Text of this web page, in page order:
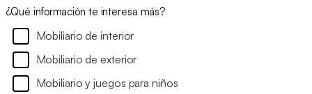
¿Qué información te interesa más?
Mobiliario de interior
Mobiliario de exterior
Mobiliario y juegos para niños